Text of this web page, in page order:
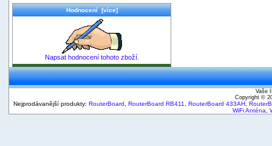
Hodnocení [více]
Napsat hodnocení tohoto zboží.
Vaše
Copyright ©
Nejprodávanější produkty: RouterBoard RouterBoard RB411 RouterBoard 433AH
WiFi Anténa